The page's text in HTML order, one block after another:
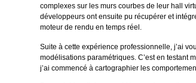
complexes sur les murs courbes de leur hall
développeurs ont ensuite pu récupérer et
moteur de rendu en temps réel.
Suite à cette expérience professionnelle, j’ai
modélisations paramétriques. C’est en testant
j’ai commencé à cartographier les